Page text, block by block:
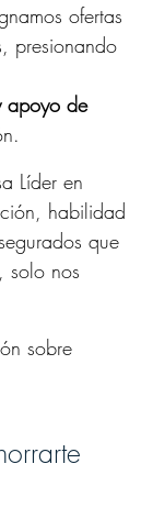
ofertas
presionando
apoyo de
Líder en
habilidad
que
solo nos
sobre